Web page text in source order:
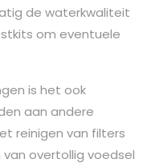
de waterkwaliteit
om eventuele
is het ook
aan andere
reinigen van filters
overtollig voedsel